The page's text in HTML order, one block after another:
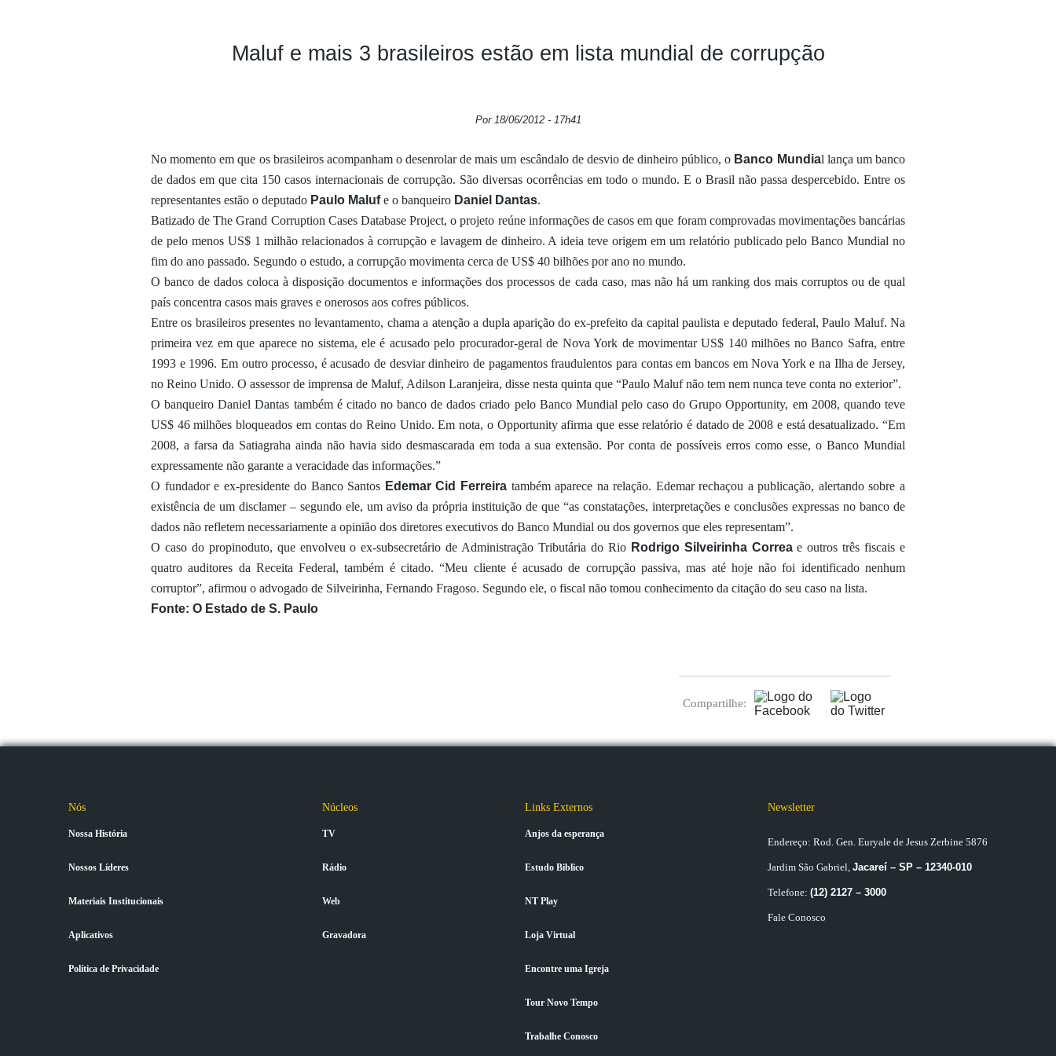
Maluf e mais 3 brasileiros estão em lista mundial de corrupção
Por 18/06/2012 - 17h41
No momento em que os brasileiros acompanham o desenrolar de mais um escândalo de desvio de dinheiro público, o Banco Mundial lança um banco
de dados em que cita 150 casos internacionais de corrupção. São diversas ocorrências em todo o mundo. E o Brasil não passa despercebido. Entre os
representantes estão o deputado Paulo Malufe o banqueiro Daniel Dantas.
Batizado de The Grand Corruption Cases Database Project, o projeto reúne informações de casos em que foram comprovadas movimentações bancárias
de pelo menos US$ 1 milhão relacionados à corrupção e lavagem de dinheiro. A ideia teve origem em um relatório publicado pelo Banco Mundial no
fim do ano passado. Segundo o estudo, a corrupção movimenta cerca de US$ 40 bilhões por ano no mundo.
O banco de dados coloca à disposição documentos e informações dos processos de cada caso, mas não há um ranking dos mais corruptos ou de qual
país concentra casos mais graves e onerosos aos cofres públicos.
Entre os brasileiros presentes no levantamento, chama a atenção a dupla aparição do ex-prefeito da capital paulista e deputado federal, Paulo Maluf. Na
primeira vez em que aparece no sistema, ele é acusado pelo procurador-geral de Nova York de movimentar US$ 140 milhões no Banco Safra, entre
1993 e 1996. Em outro processo, é acusado de desviar dinheiro de pagamentos fraudulentos para contas em bancos em Nova York e na Ilha de Jersey,
no Reino Unido. O assessor de imprensa de Maluf, Adilson Laranjeira, disse nesta quinta que “Paulo Maluf não tem nem nunca teve conta no exterior”.
O banqueiro Daniel Dantas também é citado no banco de dados criado pelo Banco Mundial pelo caso do Grupo Opportunity, em 2008, quando teve
US$ 46 milhões bloqueados em contas do Reino Unido. Em nota, o Opportunity afirma que esse relatório é datado de 2008 e está desatualizado. “Em
2008, a farsa da Satiagraha ainda não havia sido desmascarada em toda a sua extensão. Por conta de possíveis erros como esse, o Banco Mundial
expressamente não garante a veracidade das informações.”
O fundador e ex-presidente do Banco Santos Edemar Cid Ferreiratambém aparece na relação. Edemar rechaçou a publicação, alertando sobre a
existência de um disclamer – segundo ele, um aviso da própria instituição de que “as constatações, interpretações e conclusões expressas no banco de
dados não refletem necessariamente a opinião dos diretores executivos do Banco Mundial ou dos governos que eles representam”.
O caso do propinoduto, que envolveu o ex-subsecretário de Administração Tributária do Rio Rodrigo Silveirinha Correae outros três fiscais e
quatro auditores da Receita Federal, também é citado. “Meu cliente é acusado de corrupção passiva, mas até hoje não foi identificado nenhum
corruptor”, afirmou o advogado de Silveirinha, Fernando Fragoso. Segundo ele, o fiscal não tomou conhecimento da citação do seu caso na lista.
Fonte: O Estado de S. Paulo
Compartilhe:
Nós
Nossa História
Nossos Líderes
Materiais Institucionais
Aplicativos
Política de Privacidade
Núcleos
TV
Rádio
Web
Gravadora
Links Externos
Anjos da esperança
Estudo Biblico
NT Play
Loja Virtual
Encontre uma Igreja
Tour Novo Tempo
Trabalhe Conosco
Newsletter
Endereço: Rod. Gen. Euryale de Jesus Zerbine 5876
Jardim São Gabriel, Jacareí – SP – 12340-010
Telefone: (12) 2127 – 3000
Fale Conosco